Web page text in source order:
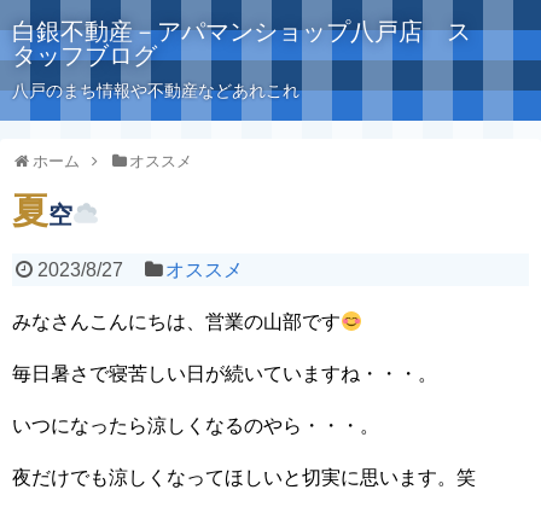
白銀不動産－アパマンショップ八戸店 ス
タッフブログ
八戸のまち情報や不動産などあれこれ
ホーム オススメ
夏空
2023/8/27 オススメ
みなさんこんにちは、営業の山部です
毎日暑さで寝苦しい日が続いていますね・・・。
いつになったら涼しくなるのやら・・・。
夜だけでも涼しくなってほしいと切実に思います。笑